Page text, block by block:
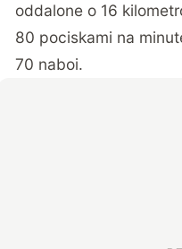
oddalone o 16
80 pociskami na
70 naboi.